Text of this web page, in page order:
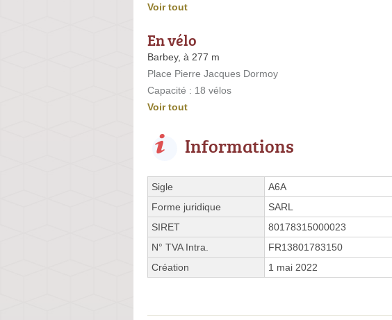
Voir tout
En vélo
Barbey, à 277 m
Place Pierre Jacques Dormoy
Capacité : 18 vélos
Voir tout
Informations
Sigle
A6A
Forme juridique
SARL
SIRET
80178315000023
N° TVA Intra.
FR13801783150
Création
1 mai 2022